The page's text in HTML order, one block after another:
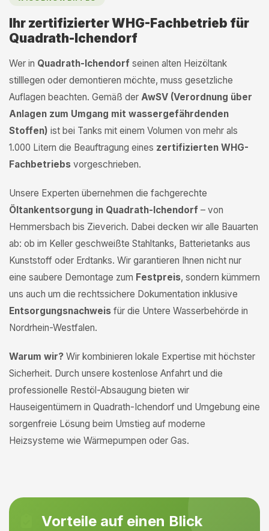
Ihr zertifizierter WHG-Fachbetrieb für
Quadrath-Ichendorf
Wer in Quadrath-Ichendorf seinen alten Heizöltank
stilllegen oder demontieren möchte, muss gesetzliche
Auflagen beachten. Gemäß der AwSV (Verordnung über
Anlagen zum Umgang mit wassergefährdenden
Stoffen) ist bei Tanks mit einem Volumen von mehr als
1.000 Litern die Beauftragung eines zertifizierten WHG-
Fachbetriebs vorgeschrieben.
Unsere Experten übernehmen die fachgerechte
Öltankentsorgung in Quadrath-Ichendorf – von
Hemmersbach bis Zieverich. Dabei decken wir alle Bauarten
ab: ob im Keller geschweißte Stahltanks, Batterietanks aus
Kunststoff oder Erdtanks. Wir garantieren Ihnen nicht nur
eine saubere Demontage zum Festpreis, sondern kümmern
uns auch um die rechtssichere Dokumentation inklusive
Entsorgungsnachweis für die Untere Wasserbehörde in
Nordrhein-Westfalen.
Warum wir? Wir kombinieren lokale Expertise mit höchster
Sicherheit. Durch unsere kostenlose Anfahrt und die
professionelle Restöl-Absaugung bieten wir
Hauseigentümern in Quadrath-Ichendorf und Umgebung eine
sorgenfreie Lösung beim Umstieg auf moderne
Heizsysteme wie Wärmepumpen oder Gas.
Vorteile auf einen Blick